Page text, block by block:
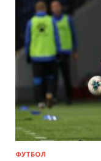
ФУТБОЛ